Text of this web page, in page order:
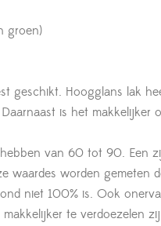
groen)
geschikt. Hoogglans lak
is het makkelijker
van 60 tot 90. Een
waardes worden gemeten
niet 100% is. Ook
te verdoezelen